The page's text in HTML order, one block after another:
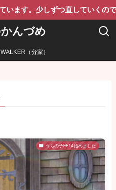
少しずつ直していくのでご了承
んづめ
（分家）
うちの子FF14始めました